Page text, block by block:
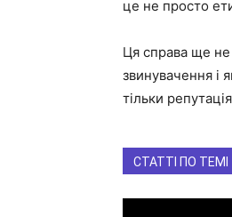
це не просто
Ця справа ще не
звинувачення і
тільки
СТАТТІ ПО ТЕМІ